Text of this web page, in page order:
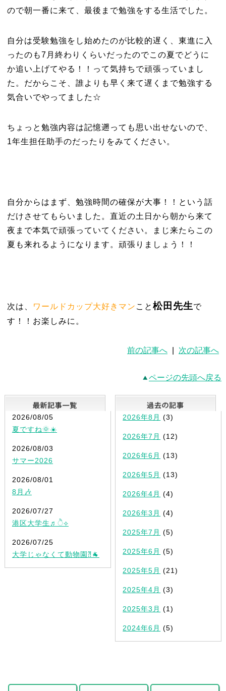
ので朝一番に来て、最後まで勉強をする生活でした。
自分は受験勉強をし始めたのが比較的遅く、東進に入
ったのも7月終わりくらいだったのでこの夏でどうに
か追い上げてやる！！って気持ちで頑張っていまし
た。だからこそ、誰よりも早く来て遅くまで勉強する
気合いでやってました☆
ちょっと勉強内容は記憶遡っても思い出せないので、
1年生担任助手のだったりをみてください。
自分からはまず、勉強時間の確保が大事！！という話
だけさせてもらいました。直近の土日から朝から来て
夜まで本気で頑張っていてください。まじ来たらこの
夏も来れるようになります。頑張りましょう！！
次は、 ワールドカップ大好きマン こと 松田先生で
す！！お楽しみに。
前の記事へ 次の記事へ
ページの先頭へ戻る
最新記事一覧
2026/08/05
夏ですね🌞☀️
2026/08/03
サマー2026
2026/08/01
8月🎶
2026/07/27
港区大学生♬ੈ⟡
2026/07/25
大学じゃなくて動物園⁈🐐
2026年8月 (3)
2026年7月 (12)
2026年6月 (13)
2026年5月 (13)
2026年4月 (4)
2026年3月 (4)
2025年7月 (5)
2025年6月 (5)
2025年5月 (21)
2025年4月 (3)
2025年3月 (1)
2024年6月 (5)